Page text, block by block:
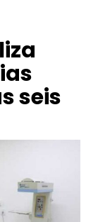
seis